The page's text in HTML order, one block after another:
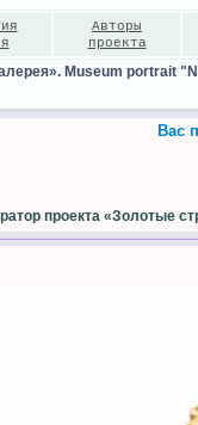
Авторы
проекта
Museum portrait
Вас
проекта «Золотые